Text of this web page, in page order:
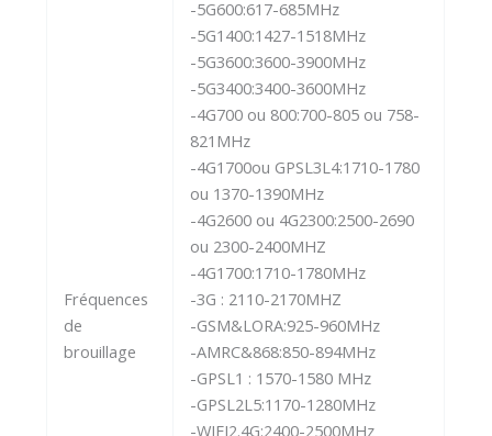
Fréquences
de
brouillage
-5G600:617-685MHz
-5G1400:1427-1518MHz
-5G3600:3600-3900MHz
-5G3400:3400-3600MHz
-4G700 ou 800:700-805 ou 758-
821MHz
-4G1700ou GPSL3L4:1710-1780
ou 1370-1390MHz
-4G2600 ou 4G2300:2500-2690
ou 2300-2400MHZ
-4G1700:1710-1780MHz
-3G : 2110-2170MHZ
-GSM&LORA:925-960MHz
-AMRC&868:850-894MHz
-GPSL1 : 1570-1580 MHz
-GPSL2L5:1170-1280MHz
-WIFI2.4G:2400-2500MHz